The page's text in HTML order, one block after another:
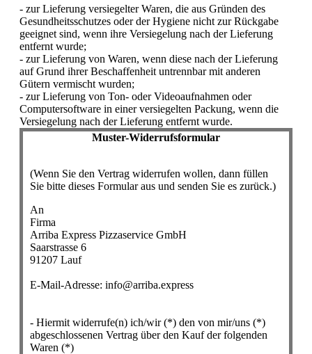
- zur Lieferung versiegelter Waren, die aus Gründen des
Gesundheitsschutzes oder der Hygiene nicht zur Rückgabe
geeignet sind, wenn ihre Versiegelung nach der Lieferung
entfernt wurde;
- zur Lieferung von Waren, wenn diese nach der Lieferung
auf Grund ihrer Beschaffenheit untrennbar mit anderen
Gütern vermischt wurden;
- zur Lieferung von Ton- oder Videoaufnahmen oder
Computersoftware in einer versiegelten Packung, wenn die
Versiegelung nach der Lieferung entfernt wurde.
Muster-Widerrufsformular
(Wenn Sie den Vertrag widerrufen wollen, dann füllen
Sie bitte dieses Formular aus und senden Sie es zurück.)
An
Firma
Arriba Express Pizzaservice GmbH
Saarstrasse 6
91207 Lauf
E-Mail-Adresse: info@arriba.express
- Hiermit widerrufe(n) ich/wir (*) den von mir/uns (*)
abgeschlossenen Vertrag über den Kauf der folgenden
Waren (*)